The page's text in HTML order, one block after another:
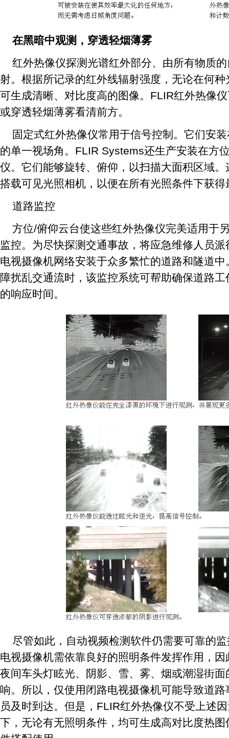
在黑暗中观测，穿透轻烟薄雾
红外热像仪探测光谱红外部分、由所有物质
射。根据所记录的红外线辐射强度，无论在何
可生成清晰、对比度高的图像。FLIR红外热像
或穿透轻烟薄雾看清前方。
固定式红外热像仪常用于信号控制。它们安
的单一视场角。FLIR Systems还生产安装在方
仪。它们能够旋转、俯仰，以扫描大面积区域
搭载可见光照相机，以便在所有光照条件下获
道路监控
方位/俯仰云台使这些红外热像仪完美适用于
监控。为尽快探测交通事故，将应急维修人员
电视摄像机网络安装于众多繁忙的道路和隧道
障扰乱交通流时，该监控系统可帮助确保道路
的响应时间。
尽管如此，自动视频检测软件仍需要可靠的
电视摄像机需依靠良好的照明条件发挥作用，
夜间车头灯眩光、阴影、雪、雾、烟或潮湿街
响。所以，仅使用闭路电视摄像机可能导致道
员及时到达。但是，FLIR红外热像仪不受上述
下，无论有无照明条件，均可生成高对比度热